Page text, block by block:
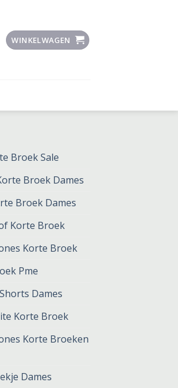
WINKELWAGEN
Broek Sale
Broek Dames
Broek Dames
Korte Broek
Korte Broek
Pme
Dames
Korte Broek
Korte Broeken
Dames